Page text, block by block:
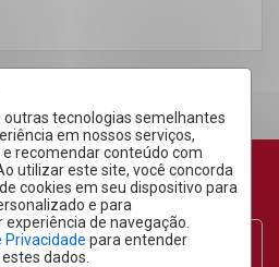
outras tecnologias semelhantes
em nossos serviços,
recomendar conteúdo com
utilizar este site, você concorda
cookies em seu dispositivo para
e para
de navegação.
Privacidade para entender
dados.
Área do Cliente